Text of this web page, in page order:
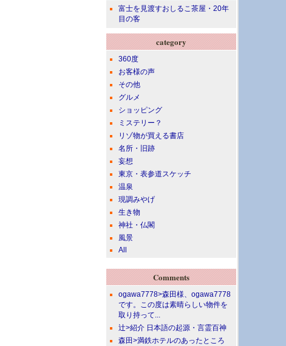
富士を見渡すおしるこ茶屋・20年
目の客
category
360度
お客様の声
その他
グルメ
ショッピング
ミステリー？
リゾ物が買える書店
名所・旧跡
妄想
東京・表参道スケッチ
温泉
現調みやげ
生き物
神社・仏閣
風景
All
Comments
ogawa7778>森田様、ogawa7778
です。この度は素晴らしい物件を
取り持って...
辻>紹介 日本語の起源・言霊百神
森田>満鉄ホテルのあったところ